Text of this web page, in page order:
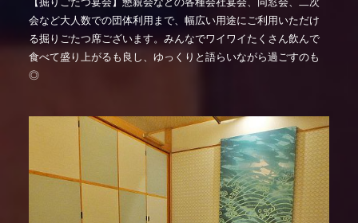
会など大人数での団体利用まで、幅広い用途にご利用いただけ
る掘りごたつ席ございます。みんなでワイワイたくさん飲んで
食べて盛り上がるも良し、ゆっくりと語らいながら過ごすのも
◎